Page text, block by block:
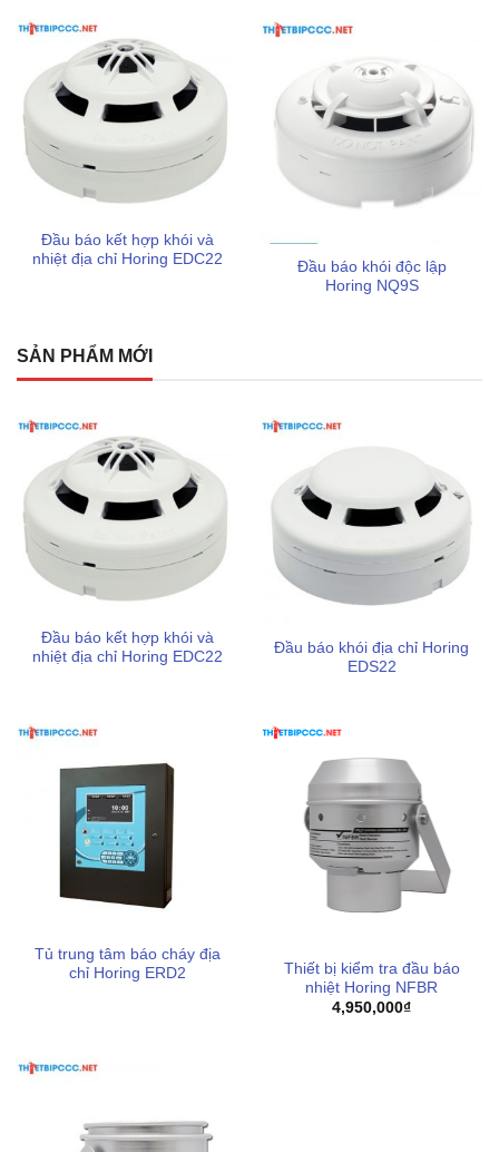
bảo trì mà còn bảo vệ an toàn tối đa cho công trình.
Đầu báo kết hợp khói và
nhiệt địa chỉ Horing EDC22
Đầu báo khói độc lập
Horing NQ9S
SẢN PHẨM MỚI
Đầu báo kết hợp khói và
nhiệt địa chỉ Horing EDC22
Đầu báo khói địa chỉ Horing
EDS22
Tủ trung tâm báo cháy địa
chỉ Horing ERD2
Thiết bị kiểm tra đầu báo
nhiệt Horing NFBR
4,950,000₫